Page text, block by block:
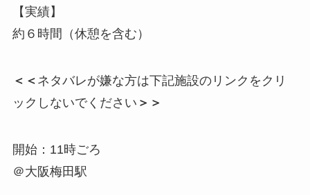
【実績】
約６時間（休憩を含む）
＜＜ ネタバレが嫌な方は下記施設のリンクをクリ
ックしないでください ＞＞
開始：11時ごろ
＠大阪梅田駅